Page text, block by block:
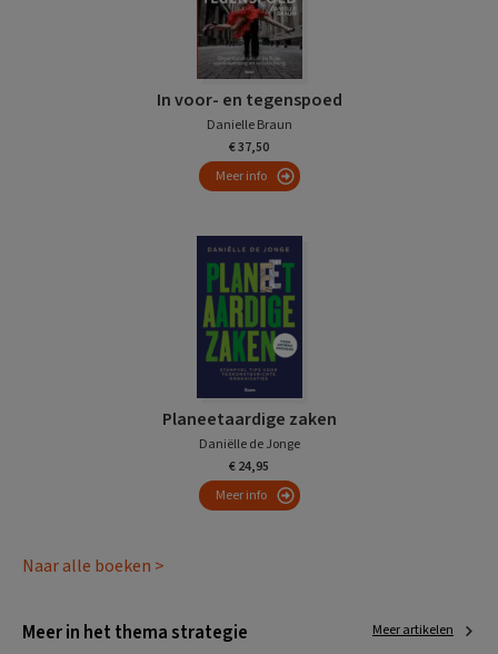
In voor- en tegenspoed
Danielle Braun
€ 37,50
Meer info
Planeetaardige zaken
Daniëlle de Jonge
€ 24,95
Meer info
Naar alle boeken >
Meer in het thema strategie Meer artikelen